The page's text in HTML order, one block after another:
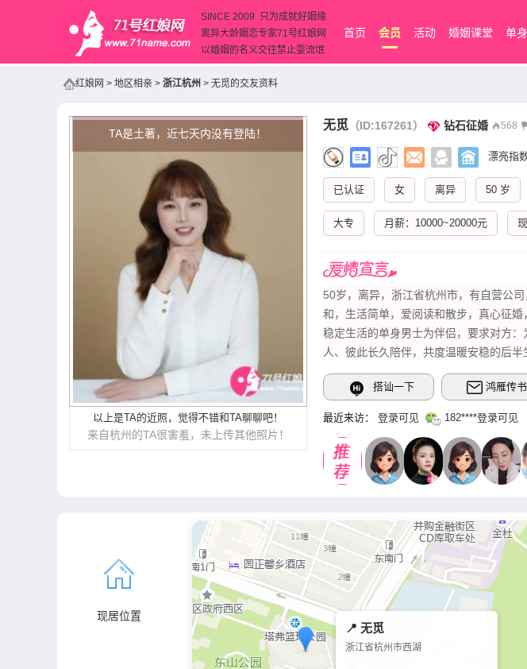
SINCE 2009 只为成就好姻缘
离异大龄姻恋专家71号红娘网
以婚姻的名义交往禁止耍流氓
首页 会员 活动 婚姻课堂 单
红娘网 > 地区相亲 > 浙江杭州 > 无觅的交友资料
TA是土著，近七天内没有登陆！
以上是TA的近照，觉得不错和TA聊聊吧！
来自杭州的TA很害羞，未上传其他照片！
无觅 （ID:167261） 钻石征婚 568
漂亮指
已认证 女 离异 50 岁
大专 月薪：10000~20000元
50岁，离异，浙江省杭州市，有自营公
和，生活简单，爱阅读和散步，真心征
稳定生活的单身男士为伴侣，要求对方
人、彼此长久陪伴，共度温暖安稳的后半
搭讪一下 鸿雁传书
最近来访： 登录可见 182‌****登录可见
现居位置
📍 无觅
浙江省杭州市西湖